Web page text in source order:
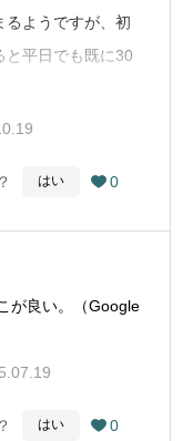
るようですが、初
と平日でも既に30
ですが、受付時
きるのでそこま
たされているこ
はい  0
が良い。（Google
はい  0